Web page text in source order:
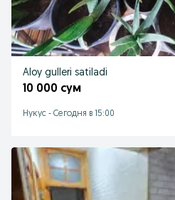
Aloy gulleri satiladi
10 000 сум
Нукус - Сегодня в 15:00